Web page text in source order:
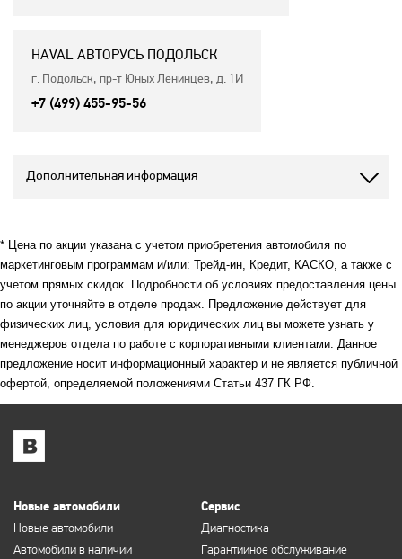
HAVAL АВТОРУСЬ ПОДОЛЬСК
г. Подольск, пр-т Юных Ленинцев, д. 1И
+7 (499) 455-95-56
Дополнительная информация
* Цена по акции указана с учетом приобретения автомобиля по
маркетинговым программам и/или: Трейд-ин, Кредит, КАСКО, а также с
учетом прямых скидок. Подробности об условиях предоставления цены
по акции уточняйте в отделе продаж. Предложение действует для
физических лиц, условия для юридических лиц вы можете узнать у
менеджеров отдела по работе с корпоративными клиентами. Данное
предложение носит информационный характер и не является публичной
офертой, определяемой положениями Статьи 437 ГК РФ.
Новые автомобили
Новые автомобили
Автомобили в наличии
Сервис
Диагностика
Гарантийное обслуживание